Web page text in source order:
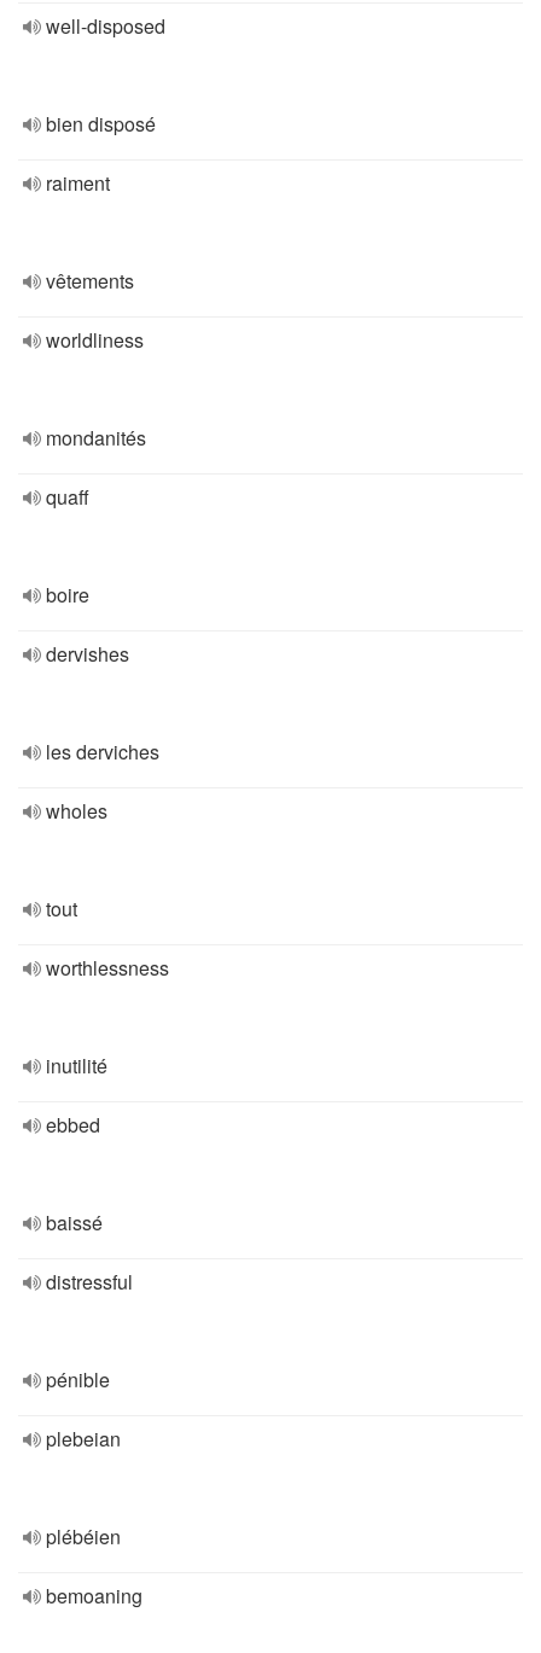
well-disposed
bien disposé
raiment
vêtements
worldliness
mondanités
quaff
boire
dervishes
les derviches
wholes
tout
worthlessness
inutilité
ebbed
baissé
distressful
pénible
plebeian
plébéien
bemoaning